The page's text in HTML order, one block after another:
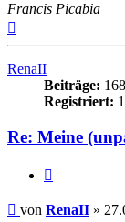
Francis Picabia
RenaII
Beiträge: 168
Registriert:
Re: Meine
Beitrag
von RenaII »